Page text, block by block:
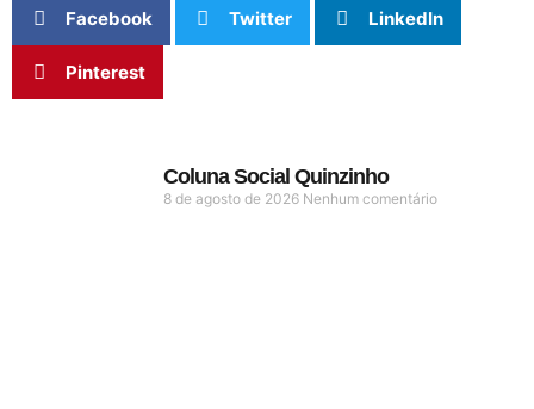
Facebook Twitter LinkedIn
Pinterest
Coluna Social Quinzinho
8 de agosto de 2026 Nenhum comentário